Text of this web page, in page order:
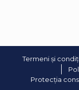
Termeni și
Protecția